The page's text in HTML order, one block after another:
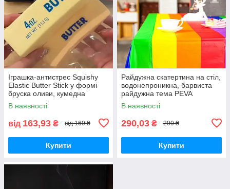
Іграшка-антистрес Squishy
Elastic Butter Stick у формі
бруска оливи, кумедна
іграшка для зняття напруги,
для зняття тривожності
В наявності
від 163,93 ₴ від 169 ₴
Купити
Райдужна скатертина на стіл,
водонепроникна, барвиста
райдужна тема PEVA
137х274 "Reinbow"
В наявності
290,03 ₴ 299 ₴
Купити